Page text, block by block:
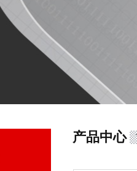
产品中心